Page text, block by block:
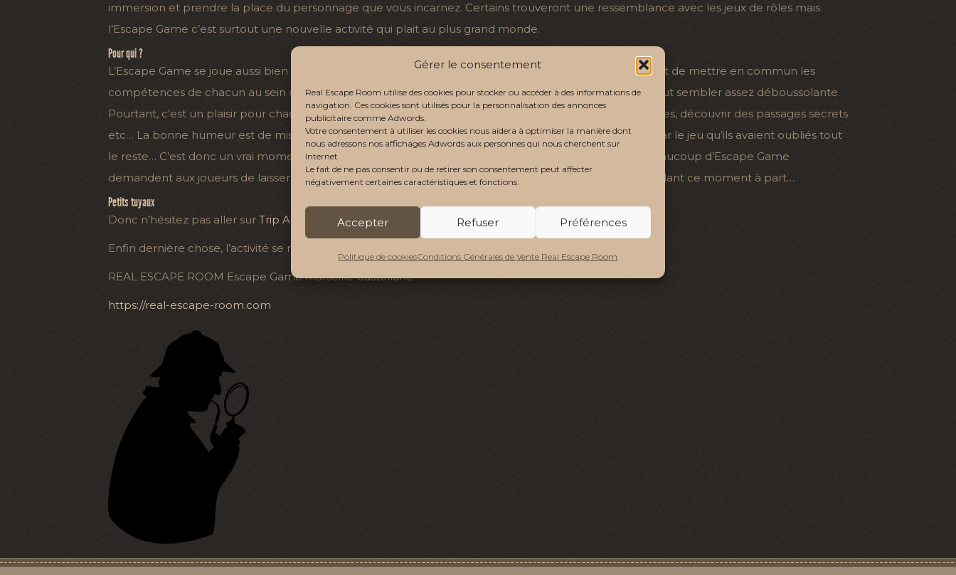
Gérer le consentement
Real Escape Room utilise des cookies pour stocker ou accéder à des informations de
navigation. Ces cookies sont utilisés pour la personnalisation des annonces
publicitaire comme Adwords.
Votre consentement à utiliser les cookies nous aidera à optimiser la manière dont
nous adressons nos affichages Adwords aux personnes qui nous cherchent sur
Internet.
Le fait de ne pas consentir ou de retirer son consentement peut affecter
négativement certaines caractéristiques et fonctions.
Accepter Refuser Préférences
Politique de cookiesConditions Générales de Vente Real Escape Room
immersion et prendre la place du personnage que vous incarnez. Certains trouveront une ressemblance avec les jeux de rôles mais
l’Escape Game c’est surtout une nouvelle activité qui plait au plus grand monde.
Pour qui ?
L’Escape Game se joue aussi bien entre amis, en famille ou en sortie d’entreprises. Cette activité permet de mettre en commun les
compétences de chacun au sein de son équipe dans un contexte clairement à part. Cette situation peut sembler assez déboussolante.
Pourtant, c’est un plaisir pour chaque joueur de progresser dans la mission. Vous allez ouvrir des meubles, découvrir des passages secrets
etc… La bonne humeur est de mise. Souvent les joueurs nous expliquent qu’ils étaient tellement pris par le jeu qu’ils avaient oubliés tout
le reste… C’est donc un vrai moment d’évasion ou le monde extérieur ne vient pas perturber le jeu. Beaucoup d’Escape Game
demandent aux joueurs de laisser leur téléphone portable au vestiaire pour éviter d’être dérangé pendant ce moment à part…
Petits tuyaux
Donc n’hésitez pas aller sur Trip Advisor pour sélectionner votre Escape Game.
Enfin dernière chose, l’activité se réserve au préalable sur internet
REAL ESCAPE ROOM Escape Game Marseille Castellane
https://real-escape-room.com